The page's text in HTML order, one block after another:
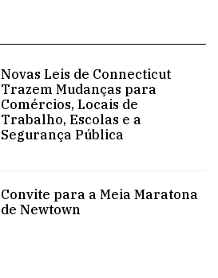
Novas Leis de Connecticut
Trazem Mudanças para
Comércios, Locais de
Trabalho, Escolas e a
Segurança Pública
Convite para a Meia Maratona
de Newtown